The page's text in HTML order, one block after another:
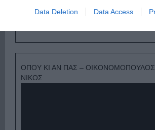
Data Deletion Data Access
ΟΠΟΥ ΚΙ ΑΝ ΠΑΣ – ΟΙΚΟΝΟΜΟΠΟΥΛΟΣ
ΝΙΚΟΣ